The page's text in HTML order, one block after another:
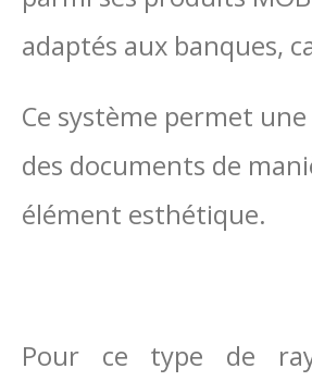
adaptés aux banques,
Ce système permet
des documents de
élément esthétique.
Pour ce type de